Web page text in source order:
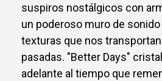
suspiros nostálgicos con
un poderoso muro de
texturas que nos
pasadas. "Better Days"
adelante al tiempo que